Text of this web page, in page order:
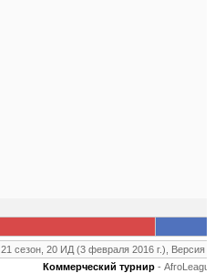
21 сезон, 20 ИД (3 февраля 2016 г.), Версия
Коммерческий турнир-